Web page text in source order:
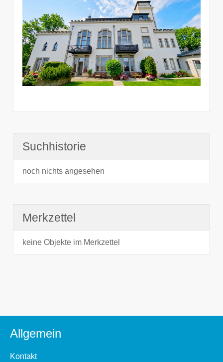
Suchhistorie
noch nichts angesehen
Merkzettel
keine Objekte im Merkzettel
Allgemein
Kontakt